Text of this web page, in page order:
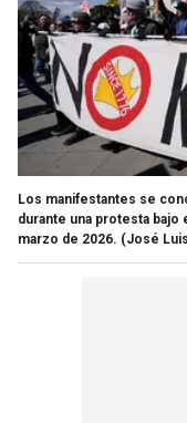
Los manifestantes se
durante una protesta bajo
marzo de 2026. (José